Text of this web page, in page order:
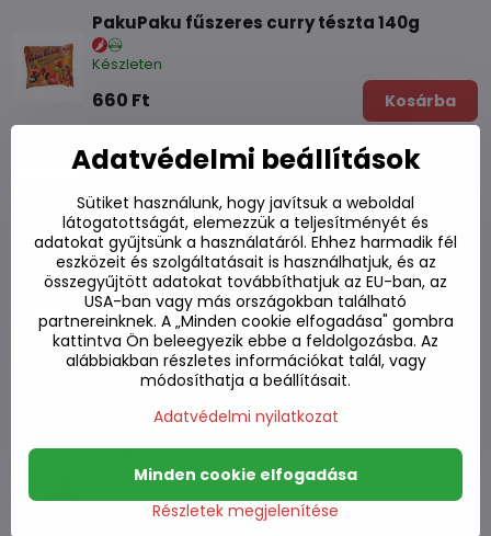
PakuPaku fűszeres curry tészta 140g
Készleten
660 Ft Kosárba
Carbo PakuPaku 140g éles tészta
Készleten
660 Ft Kosárba
PakuPaku ropogós nyers tészta 140g
Készleten
660 Ft Kosárba
Chachajang PakuPaku fűszeres tészta
140g
Adatvédelmi beállítások
Sütiket használunk, hogy javítsuk a weboldal
látogatottságát, elemezzük a teljesítményét és
adatokat gyűjtsünk a használatáról. Ehhez harmadik fél
eszközeit és szolgáltatásait is használhatjuk, és az
összegyűjtött adatokat továbbíthatjuk az EU-ban, az
USA-ban vagy más országokban található
partnereinknek. A „Minden cookie elfogadása" gombra
kattintva Ön beleegyezik ebbe a feldolgozásba. Az
alábbiakban részletes információkat talál, vagy
módosíthatja a beállításait.
Adatvédelmi nyilatkozat
Részletek megjelenítése
Minden cookie elfogadása